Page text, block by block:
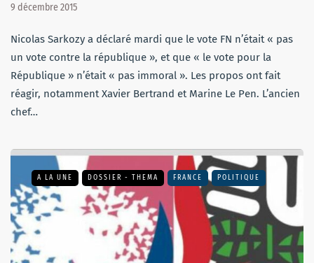
9 décembre 2015
Nicolas Sarkozy a déclaré mardi que le vote FN n’était « pas
un vote contre la république », et que « le vote pour la
République » n’était « pas immoral ». Les propos ont fait
réagir, notamment Xavier Bertrand et Marine Le Pen. L’ancien
chef…
A LA UNE DOSSIER - THEMA FRANCE POLITIQUE